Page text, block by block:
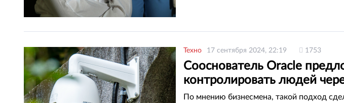
Техно 17 сентября 2024, 22:19 1753
Сооснователь Oracle
контролировать людей
По мнению бизнесмена, такой подход